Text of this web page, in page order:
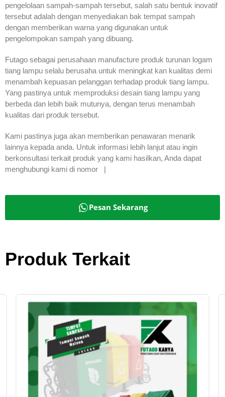
pengelolaan sampah-sampah tersebut, salah satu bentuk inovatif
tersebut adalah dengan menyediakan bak tempat sampah
dengan memberikan warna yang digunakan untuk
pengelompokan sampah yang dibuang.
Futago sebagai perusahaan manufacture produk turunan logam
tiang lampu selalu berusaha untuk meningkat kan kualitas demi
menambah kepuasan pelanggan terhadap produk tiang lampu.
Yang pastinya untuk memproduksi desain tiang lampu yang
berbeda dan lebih baik mutunya, dengan terus menambah
kualitas dari produk tersebut.
Kami pastinya juga akan memberikan penawaran menarik
lainnya kepada anda. Untuk informasi lebih lanjut atau ingin
berkonsultasi terkait produk yang kami hasilkan, Anda dapat
menghubungi kami di nomor |
Pesan Sekarang
Produk Terkait